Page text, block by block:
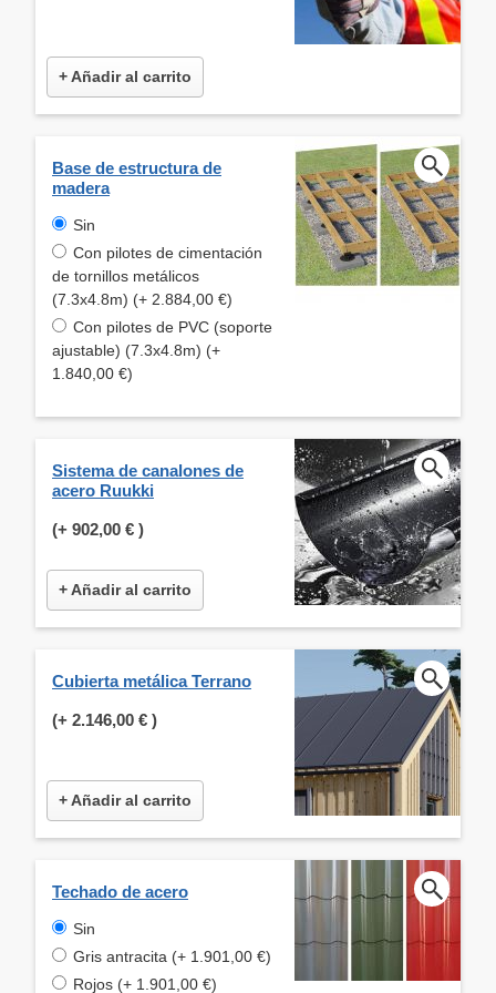
+ Añadir al carrito
Base de estructura de
madera
Sin
Con pilotes de cimentación
de tornillos metálicos
(7.3x4.8m) (+ 2.884,00 €)
Con pilotes de PVC (soporte
ajustable) (7.3x4.8m) (+
1.840,00 €)
Sistema de canalones de
acero Ruukki
(+ 902,00 € )
+ Añadir al carrito
Cubierta metálica Terrano
(+ 2.146,00 € )
+ Añadir al carrito
Techado de acero
Sin
Gris antracita (+ 1.901,00 €)
Rojos (+ 1.901,00 €)